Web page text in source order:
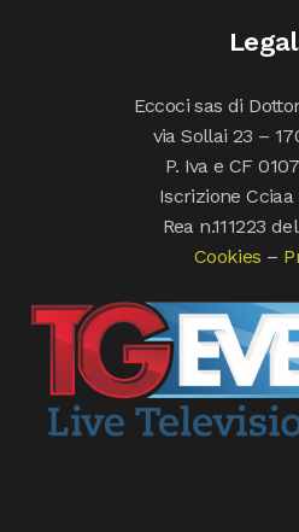
Eccoci sas di
via Sollai 23 –
P. Iva e CF
Iscrizione Cciaa
Rea n.111223
Cookies –